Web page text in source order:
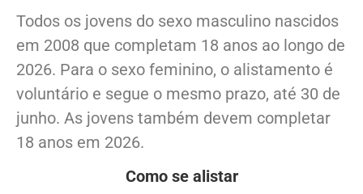
Todos os jovens do sexo masculino nascidos
em 2008 que completam 18 anos ao longo de
2026. Para o sexo feminino, o alistamento é
voluntário e segue o mesmo prazo, até 30 de
junho. As jovens também devem completar
18 anos em 2026.
Como se alistar